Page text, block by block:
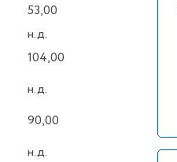
53,00
н.д.
104,00
н.д.
90,00
н.д.